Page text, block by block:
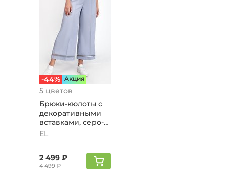
-44% Aкция
5 цветов
Брюки-кюлоты с
декоративными
вставками, серо-
голубой
EL
2 499 ₽
4 499 ₽